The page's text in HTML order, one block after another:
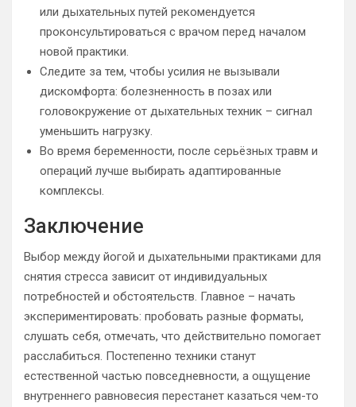
или дыхательных путей рекомендуется
проконсультироваться с врачом перед началом
новой практики.
Следите за тем, чтобы усилия не вызывали
дискомфорта: болезненность в позах или
головокружение от дыхательных техник – сигнал
уменьшить нагрузку.
Во время беременности, после серьёзных травм и
операций лучше выбирать адаптированные
комплексы.
Заключение
Выбор между йогой и дыхательными практиками для
снятия стресса зависит от индивидуальных
потребностей и обстоятельств. Главное – начать
экспериментировать: пробовать разные форматы,
слушать себя, отмечать, что действительно помогает
расслабиться. Постепенно техники станут
естественной частью повседневности, а ощущение
внутреннего равновесия перестанет казаться чем-то